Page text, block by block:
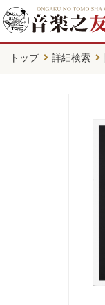
トップ 詳細検索